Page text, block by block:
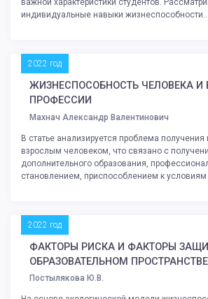
важной характеристики студентов.
индивидуальные навыки жизнеспособности...
2022 год
ЖИЗНЕСПОСОБНОСТЬ ЧЕЛОВЕКА И
ПРОФЕССИИ
Махнач Александр Валентинович
В статье анализируется проблема
взрослым человеком, что связано с
дополнительного образования,
становлением, приспособлением к условиям
2022 год
ФАКТОРЫ РИСКА И ФАКТОРЫ
ОБРАЗОВАТЕЛЬНОМ
Постылякова Ю.В.